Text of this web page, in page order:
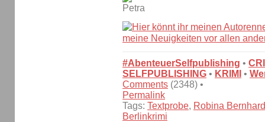
#AbenteuerSelfpublishing •
SELFPUBLISHING • KRIMI •
Comments (2348) •
Permalink
Tags: Textprobe, Robina
Berlinkrimi